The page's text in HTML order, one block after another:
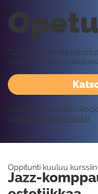
Tällä oppitunnilla
Aleksi Heinolan
Vaatii kirjautumisen
päivää ilmaiseksi tästä!
Oppitunti kuuluu kurssiin
Jazz-